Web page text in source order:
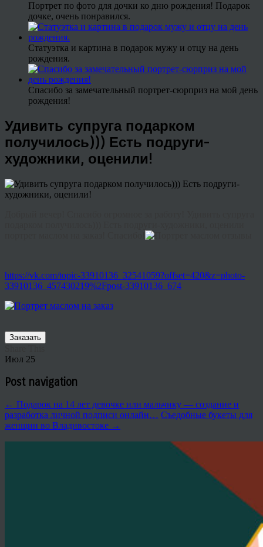
Портрет по фото для дочки ко дню рождения! Подарок
дочке, очень понравился.
Статуэтка и картина в подарок мужу и отцу на день
рождения.
Спасибо за замечательный портрет-сюрприз на мой день
рождения!
Удивить супруга подарком
получилось))) Есть подруги-
художники, оценили!
https://vk.com/topic-33910136_32541059?offset=420&z=photo-
33910136_457430219%2Fpost-33910136_674
Заказать
Июл 25
Post navigation
← Подарок на 14 лет девочке или мальчику — создание и
разработка личной подписи онлайн… Съедобные букеты для
женщин во Владивостоке →